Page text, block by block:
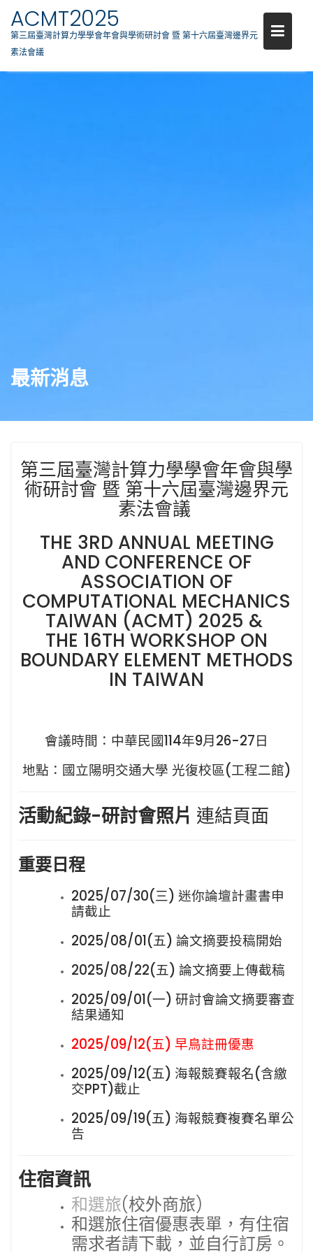
ACMT2025
第三屆臺灣計算力學學會年會與學術研討會 暨 第十六屆臺灣邊界元
素法會議
最新消息
第三屆臺灣計算力學學會年會與學
術研討會 暨 第十六屆臺灣邊界元
素法會議
THE 3RD ANNUAL MEETING
AND CONFERENCE OF
ASSOCIATION OF
COMPUTATIONAL MECHANICS
TAIWAN (ACMT) 2025 &
THE 16TH WORKSHOP ON
BOUNDARY ELEMENT METHODS
IN TAIWAN
會議時間：中華民國114年9月26-27日
地點： 國立陽明交通大學 光復校區(工程二館)
活動紀錄-研討會照片 連結頁面
重要日程
2025/07/30(三) 迷你論壇計畫書申
請截止
2025/08/01(五) 論文摘要投稿開始
2025/08/22(五) 論文摘要上傳截稿
2025/09/01(一) 研討會論文摘要審查
結果通知
2025/09/12(五) 早鳥註冊優惠
2025/09/12(五) 海報競賽報名(含繳
交PPT)截止
2025/09/19(五) 海報競賽複賽名單公
告
住宿資訊
和選旅(校外商旅)
和選旅住宿優惠表單，有住宿
需求者請下載，並自行訂房。